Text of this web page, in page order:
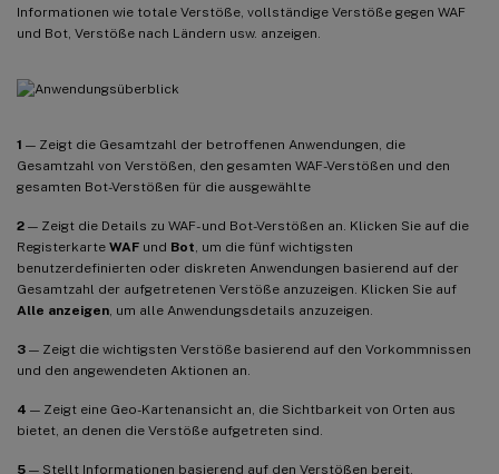
Informationen wie totale Verstöße, vollständige Verstöße gegen WAF
und Bot, Verstöße nach Ländern usw. anzeigen.
1 — Zeigt die Gesamtzahl der betroffenen Anwendungen, die
Gesamtzahl von Verstößen, den gesamten WAF-Verstößen und den
gesamten Bot-Verstößen für die ausgewählte
2 — Zeigt die Details zu WAF- und Bot-Verstößen an. Klicken Sie auf die
Registerkarte WAF und Bot , um die fünf wichtigsten
benutzerdefinierten oder diskreten Anwendungen basierend auf der
Gesamtzahl der aufgetretenen Verstöße anzuzeigen. Klicken Sie auf
Alle anzeigen , um alle Anwendungsdetails anzuzeigen.
3 — Zeigt die wichtigsten Verstöße basierend auf den Vorkommnissen
und den angewendeten Aktionen an.
4 — Zeigt eine Geo-Kartenansicht an, die Sichtbarkeit von Orten aus
bietet, an denen die Verstöße aufgetreten sind.
5 — Stellt Informationen basierend auf den Verstößen bereit.